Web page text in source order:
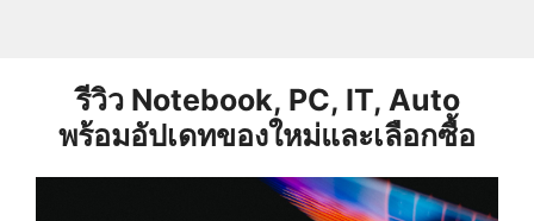
รีวิว Notebook, PC, IT, Auto
พร้อมอัปเดทของใหม่และเลือกซื้อ